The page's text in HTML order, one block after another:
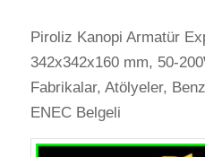
Piroliz Kanopi Armatür
342x342x160 mm, 50-
Fabrikalar, Atölyeler,
ENEC Belgeli